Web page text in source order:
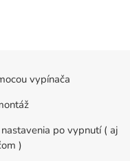
vypínača
po vypnutí ( aj
)